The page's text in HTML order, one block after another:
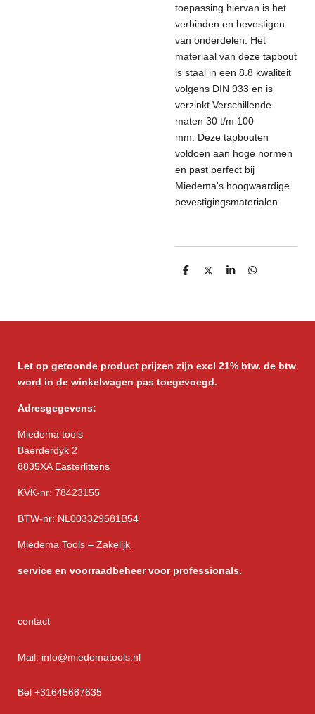
toepassing hiervan is het
verbinden en bevestigen
van onderdelen. Het
materiaal van deze tapbout
is staal in een 8.8 kwaliteit
volgens DIN 933 en is
verzinkt.Verschillende
maten 30 t/m 100
mm. Deze tapbouten
voldoen aan hoge normen
en past perfect bij
Miedema's hoogwaardige
bevestigingsmaterialen.
D
D
S
D
Let op getoonde product prijzen zijn excl 21% btw. de btw
word in de winkelwagen pas toegevoegd.
Adresgegevens:
Miedema tools
Baerderdyk 2
8835XA Easterlittens
KVK-nr: 78423155
BTW-nr: NL003329581B54
Miedema Tools – Zakelijk
service en voorraadbeheer voor professionals.
contact
Mail: info@miedematools.nl
Bel +31645687635